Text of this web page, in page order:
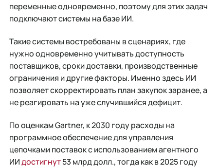
переменные одновременно, поэтому для этих задач
подключают системы на базе ИИ.
Такие системы востребованы в сценариях, где
нужно одновременно учитывать доступность
поставщиков, сроки доставки, производственные
ограничения и другие факторы. Именно здесь ИИ
позволяет скорректировать план закупок заранее, а
не реагировать на уже случившийся дефицит.
По оценкам Gartner, к 2030 году расходы на
программное обеспечение для управления
цепочками поставок с использованием агентного
ИИдостигнут53 млрд долл., тогда как в 2025 году